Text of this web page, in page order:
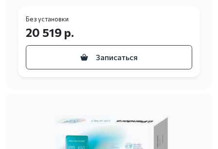
Без установки
20 519 р.
Записаться